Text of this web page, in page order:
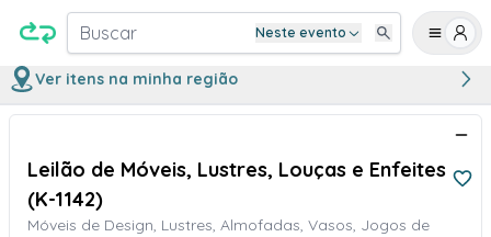
Buscar Neste evento
Ver itens na minha região
Leilão de Móveis, Lustres, Louças e Enfeites
(K-1142)
Móveis de Design, Lustres, Almofadas, Vasos, Jogos de